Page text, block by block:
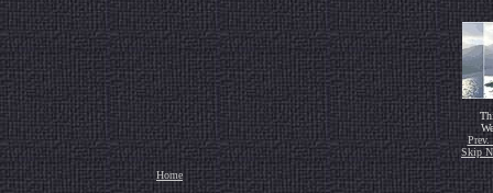
Prev.
Skip
Home